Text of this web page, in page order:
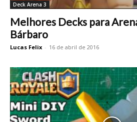
Deck Arena 3
Melhores Decks para
Bárbaro
Lucas Felix - 16 de abril de 2016